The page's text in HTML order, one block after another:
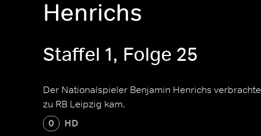
Henrichs
Staffel 1, Folge 25
Der Nationalspieler Benjamin Henrichs
zu RB Leipzig kam.
0 HD